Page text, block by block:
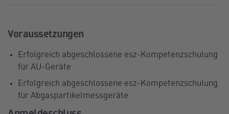
Voraussetzungen
Erfolgreich abgeschlossene esz-Kompetenzschulung
für AU-Geräte
Erfolgreich abgeschlossene esz-Kompetenzschulung
für Abgaspartikelmessgeräte